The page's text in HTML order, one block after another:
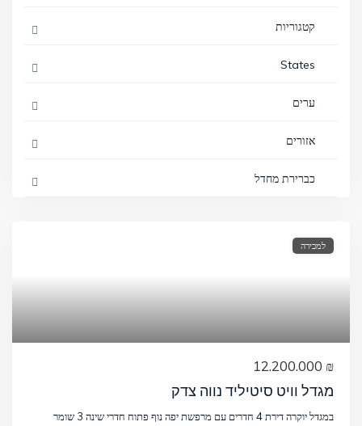
קטגוריות
States
ערים
אזורים
כברירת מחדל
למכירה
₪ 12.200.000
מגדל וויט סיטיליד נווה צדק
במגדל יוקרה דירת 4 חדרים עם מרפשת יפה נוף פתוח חדרי שינה 3 שומר